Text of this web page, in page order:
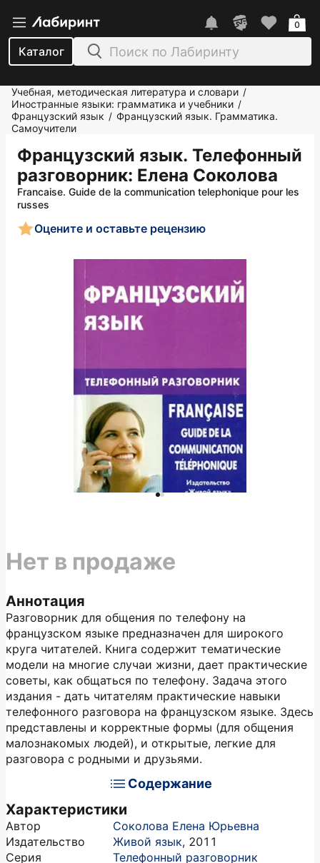
Каталог
0
Учебная, методическая литература и словари /
Иностранные языки: грамматика и учебники /
Французский язык / Французский язык. Грамматика.
Самоучители
Французский язык. Телефонный
разговорник: Елена Соколова
Francaise. Guide de la communication telephonique pour les
russes
Оцените и оставьте рецензию
Аннотация
Разговорник для общения по телефону на
французском языке предназначен для широкого
круга читателей. Книга содержит тематические
модели на многие случаи жизни, дает практические
советы, как общаться по телефону. Задача этого
издания - дать читателям практические навыки
телефонного разговора на французском языке. Здесь
представлены и корректные формы (для общения
малознакомых людей), и открытые, легкие для
разговора с родными и друзьями.
Содержание
Характеристики
Автор
Соколова Елена Юрьевна
Издательство
Живой язык, 2011
Серия
Телефонный разговорник
Нет в продаже